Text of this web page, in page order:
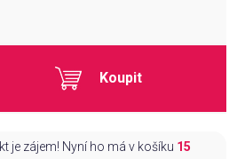
Koupit
je zájem! Nyní ho má v košíku 15